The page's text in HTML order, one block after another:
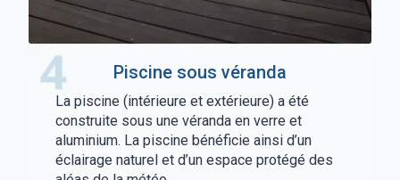
Piscine sous véranda
La piscine (intérieure et extérieure) a été
construite sous une véranda en verre et
aluminium. La piscine bénéficie ainsi d’un
éclairage naturel et d’un espace protégé des